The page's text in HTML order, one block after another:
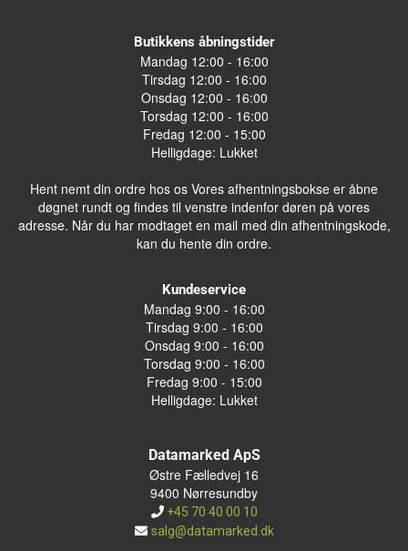
Butikkens åbningstider
Mandag 12:00 - 16:00
Tirsdag 12:00 - 16:00
Onsdag 12:00 - 16:00
Torsdag 12:00 - 16:00
Fredag 12:00 - 15:00
Helligdage: Lukket
Hent nemt din ordre hos os Vores afhentningsbokse er åbne
døgnet rundt og findes til venstre indenfor døren på vores
adresse. Når du har modtaget en mail med din afhentningskode,
kan du hente din ordre.
Kundeservice
Mandag 9:00 - 16:00
Tirsdag 9:00 - 16:00
Onsdag 9:00 - 16:00
Torsdag 9:00 - 16:00
Fredag 9:00 - 15:00
Helligdage: Lukket
Datamarked ApS
Østre Fælledvej 16
9400 Nørresundby
+45 70 40 00 10
salg@datamarked.dk